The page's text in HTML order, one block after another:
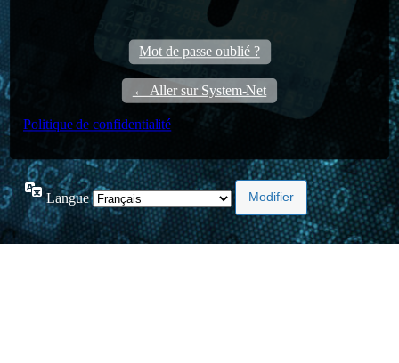
Mot de passe oublié ?
← Aller sur System-Net
Politique de confidentialité
Langue